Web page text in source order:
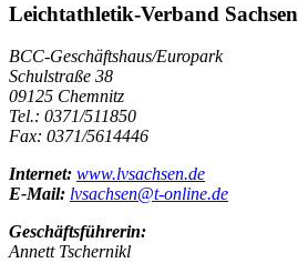
Leichtathletik-Verband Sachsen
BCC-Geschäftshaus/Europark
Schulstraße 38
09125 Chemnitz
Tel.: 0371/511850
Fax: 0371/5614446
Internet: www.lvsachsen.de
E-Mail: lvsachsen@t-online.de
Geschäftsführerin:
Annett Tschernikl